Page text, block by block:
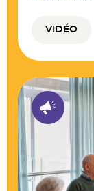
VIDÉO